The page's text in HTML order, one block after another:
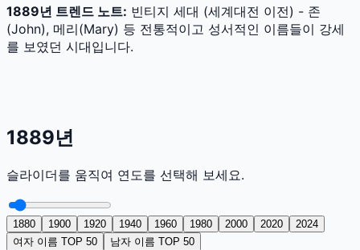
1889년 트렌드 노트: 빈티지 세대 (세계대전 이전) - 존
(John), 메리(Mary) 등 전통적이고 성서적인 이름들이 강세
를 보였던 시대입니다.
1889년
슬라이더를 움직여 연도를 선택해 보세요.
1880 1900 1920 1940 1960 1980 2000 2020
2024
여자 이름 TOP 50
남자 이름 TOP 50